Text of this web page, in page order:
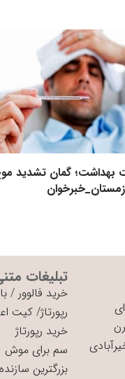
بهداشت؛ گمان تشدید
زمستان_خبرخوان
تبلیغات
خرید فالوور /
رپورتاژ/کیت
خرید رپورتاژ
سم برای موش
بزرگترین